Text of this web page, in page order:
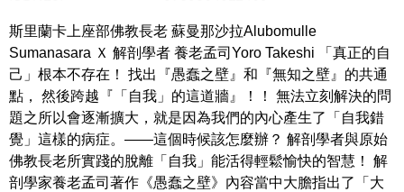
斯里蘭卡上座部佛教長老 蘇曼那沙拉Alubomulle
Sumanasara Ｘ 解剖學者 養老孟司Yoro Takeshi 「真正的自
己」根本不存在！ 找出『愚蠢之壁』和『無知之壁』的共通
點， 然後跨越『「自我」的這道牆』！！ 無法立刻解決的問
題之所以會逐漸擴大，就是因為我們的內心產生了「自我錯
覺」這樣的病症。――這個時候該怎麼辦？ 解剖學者與原始
佛教長老所實踐的脫離「自我」能活得輕鬆愉快的智慧！ 解
剖學家養老孟司著作《愚蠢之壁》內容當中大膽指出了「大